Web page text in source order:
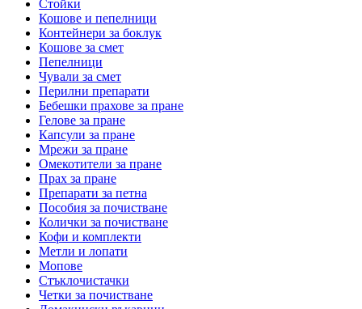
Стойки
Кошове и пепелници
Контейнери за боклук
Кошове за смет
Пепелници
Чували за смет
Перилни препарати
Бебешки прахове за пране
Гелове за пране
Капсули за пране
Мрежи за пране
Омекотители за пране
Прах за пране
Препарати за петна
Пособия за почистване
Колички за почистване
Кофи и комплекти
Метли и лопати
Мопове
Стъклочистачки
Четки за почистване